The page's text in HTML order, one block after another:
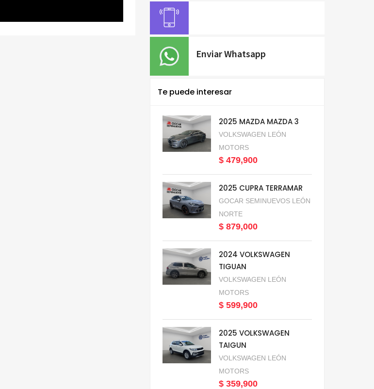
Enviar Whatsapp
Te puede interesar
2025 MAZDA MAZDA 3
VOLKSWAGEN LEÓN
MOTORS
$ 479,900
2025 CUPRA TERRAMAR
GOCAR SEMINUEVOS LEÓN
NORTE
$ 879,000
2024 VOLKSWAGEN
TIGUAN
VOLKSWAGEN LEÓN
MOTORS
$ 599,900
2025 VOLKSWAGEN
TAIGUN
VOLKSWAGEN LEÓN
MOTORS
$ 359,900